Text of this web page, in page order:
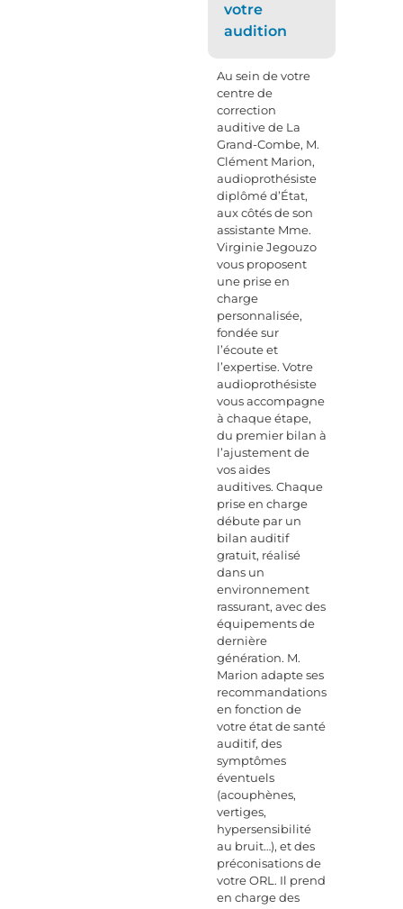
votre
audition
Au sein de votre
centre de
correction
auditive de La
Grand-Combe, M.
Clément Marion,
audioprothésiste
diplômé d’État,
aux côtés de son
assistante Mme.
Virginie Jegouzo
vous proposent
une prise en
charge
personnalisée,
fondée sur
l’écoute et
l’expertise. Votre
audioprothésiste
vous accompagne
à chaque étape,
du premier bilan à
l’ajustement de
vos aides
auditives. Chaque
prise en charge
débute par un
bilan auditif
gratuit, réalisé
dans un
environnement
rassurant, avec des
équipements de
dernière
génération. M.
Marion adapte ses
recommandations
en fonction de
votre état de santé
auditif, des
symptômes
éventuels
(acouphènes,
vertiges,
hypersensibilité
au bruit…), et des
préconisations de
votre ORL. Il prend
en charge des